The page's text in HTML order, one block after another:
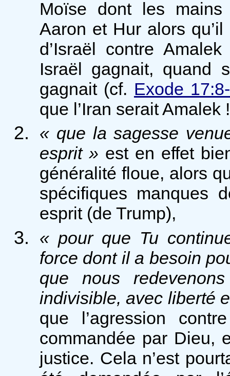
Moïse dont les mains
Aaron et Hur alors
d’Israël contre
Israël gagnait, quand
gagnait (cf. Exode
que l’Iran serait Amalek !
« que la sagesse
esprit » est en effet
généralité floue, alors
spécifiques manques
esprit (de Trump),
« pour que Tu
force dont il a besoin
que nous
indivisible, avec liberté
que l’agression
commandée par Dieu,
justice. Cela n’est